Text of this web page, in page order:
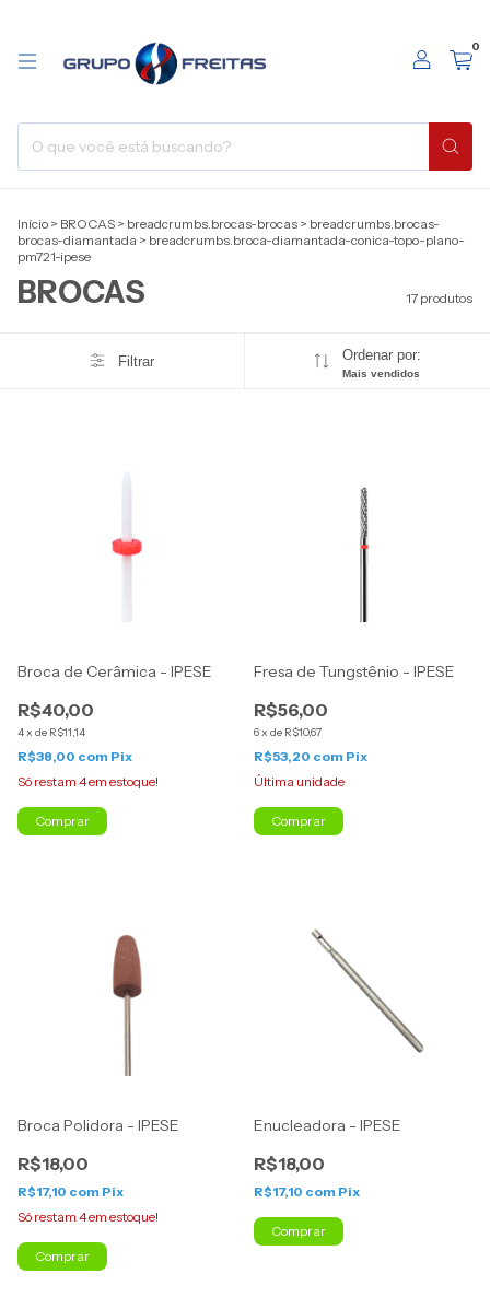
0
Início > BROCAS > breadcrumbs.brocas-brocas > breadcrumbs.brocas-
brocas-diamantada > breadcrumbs.broca-diamantada-conica-topo-plano-
pm721-ipese
BROCAS 17 produtos
Filtrar Ordenar por:
Mais vendidos
Broca de Cerâmica - IPESE
R$40,00
4x de R$11,14
R$38,00 com Pix
Só restam 4em estoque!
Comprar
Fresa de Tungstênio - IPESE
R$56,00
6x de R$10,67
R$53,20 com Pix
Última unidade
Comprar
Broca Polidora - IPESE
R$18,00
R$17,10 com Pix
Só restam 4em estoque!
Comprar
Enucleadora - IPESE
R$18,00
R$17,10 com Pix
Comprar